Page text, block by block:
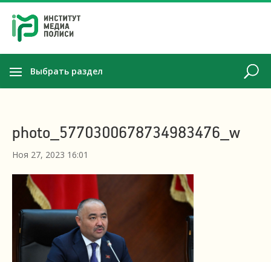
Выбрать раздел
photo_5770300678734983476_w
Ноя 27, 2023 16:01